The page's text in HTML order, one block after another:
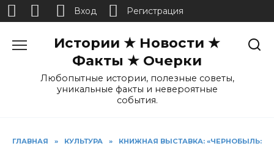
Истории ★ Новости ★
Факты ★ Очерки
Любопытные истории, полезные советы,
уникальные факты и невероятные
события.
ГЛАВНАЯ » КУЛЬТУРА »
КНИЖНАЯ ВЫСТАВКА: «ЧЕРНОБЫЛЬ:
Вход Регистрация